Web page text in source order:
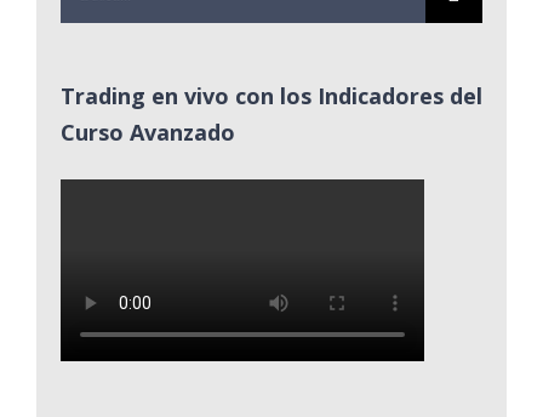
Trading en vivo con los Indicadores del
Curso Avanzado